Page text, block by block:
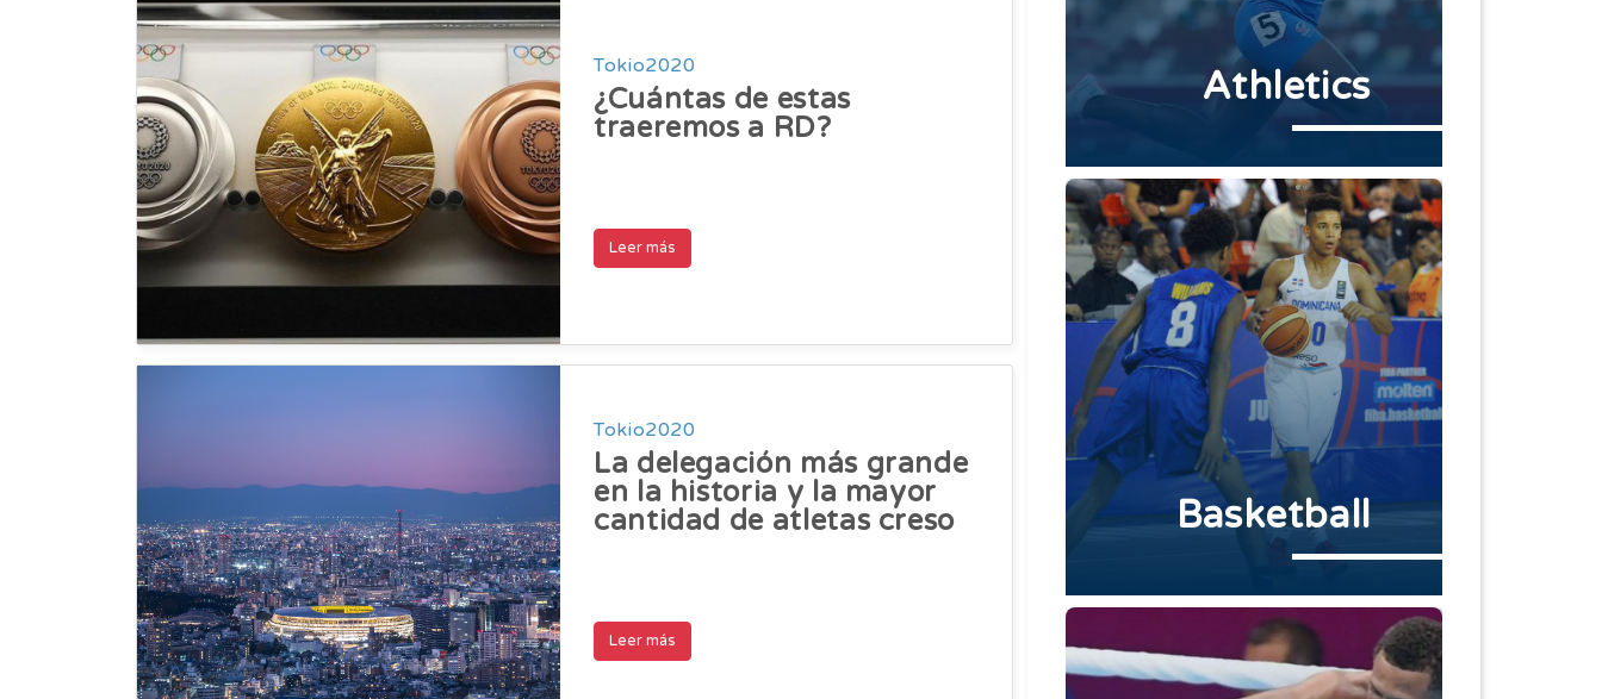
Tokio2020
¿Cuántas de estas
traeremos a RD?
Leer más
Tokio2020
La delegación más grande
en la historia y la mayor
cantidad de atletas creso
Leer más
Athletics
Basketball